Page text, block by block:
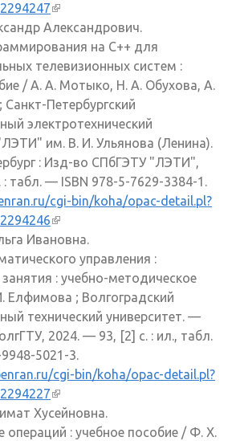
(внешняя ссылка)
Александрович.
на C++ для
телевизионных систем :
/ А. А. Мотыко, Н. А. Обухова, А.
Петербургский
электротехнический
им. В. И. Ульянова (Ленина).
: Изд-во СПбГЭТУ "ЛЭТИ",
табл. — ISBN 978-5-7629-3384-1.
cgi-bin/koha/opac-detail.pl?
(внешняя ссылка)
Ивановна.
управления :
занятия : учебно-методическое
Елфимова ; Волгоградский
технический университет. —
2024. — 93, [2] с. : ил., табл.
5021-3.
cgi-bin/koha/opac-detail.pl?
(внешняя ссылка)
Хусейновна.
операций : учебное пособие / Ф. Х.